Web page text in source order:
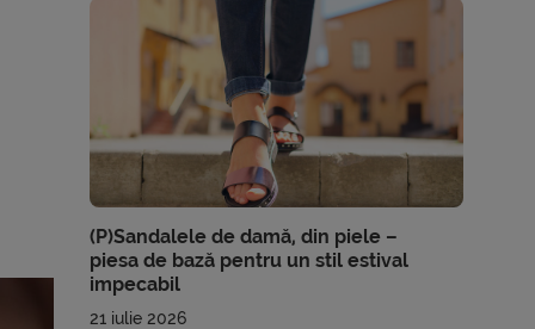
(P)Sandalele de damă, din piele –
piesa de bază pentru un stil estival
impecabil
21 iulie 2026